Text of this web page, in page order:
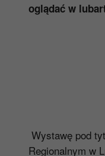
oglądać w
Wystawę pod
Regionalnym w